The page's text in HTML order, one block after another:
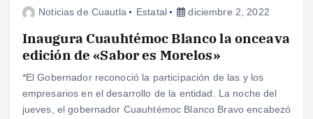
Noticias de Cuautla Estatal diciembre 2, 2022
Inaugura Cuauhtémoc Blanco la onceava
edición de «Sabor es Morelos»
*El Gobernador reconoció la participación de las y los
empresarios en el desarrollo de la entidad. La noche del
jueves, el gobernador Cuauhtémoc Blanco Bravo encabezó